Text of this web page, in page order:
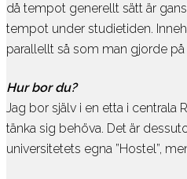
då tempot generellt sätt är
tempot under studietiden.
parallellt så som man gjorde
Hur bor du?
Jag bor själv i en etta i centrala
tänka sig behöva. Det är
universitetets egna ”Hostel”,